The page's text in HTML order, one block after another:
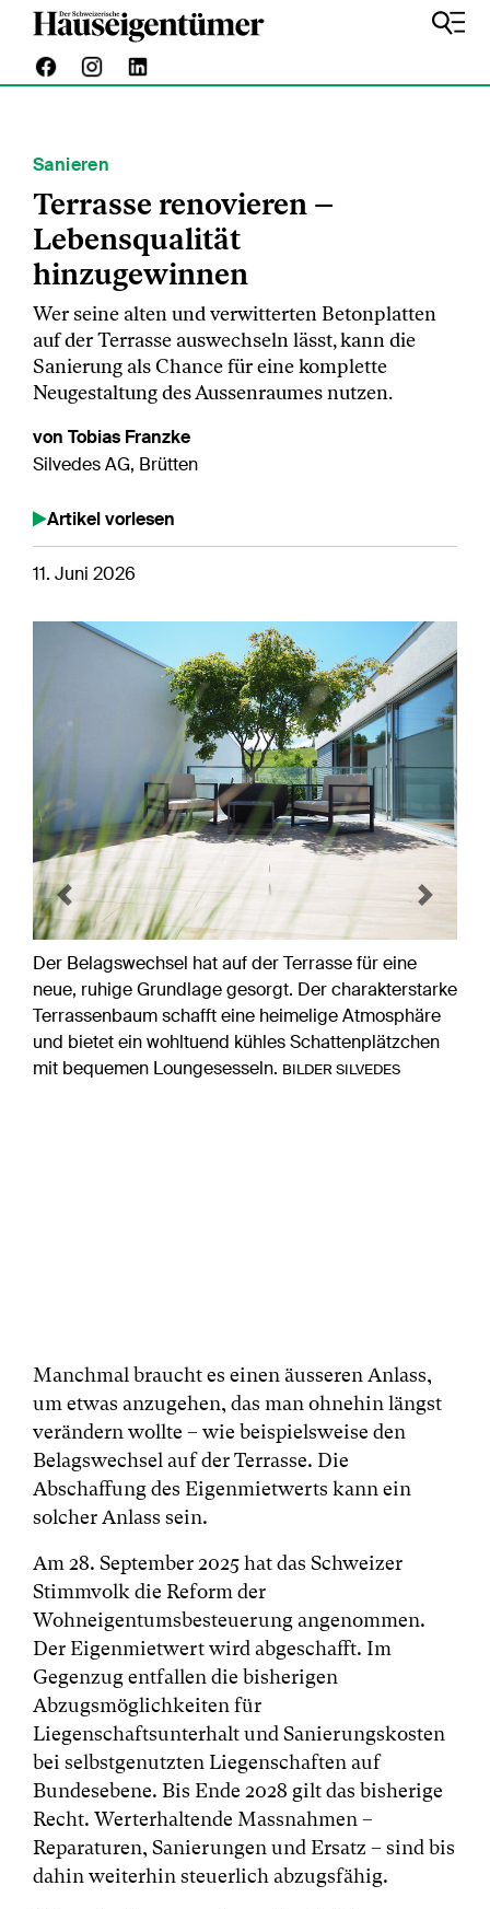
Sanieren
Terrasse renovieren –
Lebensqualität
hinzugewinnen
Wer seine alten und verwitterten Betonplatten
auf der Terrasse auswechseln lässt, kann die
Sanierung als Chance für eine komplette
Neugestaltung des Aussenraumes nutzen.
von Tobias Franzke
Silvedes AG, Brütten
Artikel vorlesen
11. Juni 2026
Der Belagswechsel hat auf der Terrasse für eine
neue, ruhige Grundlage gesorgt. Der charakterstarke
Terrassenbaum schafft eine heimelige Atmosphäre
und bietet ein wohltuend kühles Schattenplätzchen
mit bequemen Loungesesseln. BILDER SILVEDES
Previous Next
Manchmal braucht es einen äusseren Anlass,
um etwas anzugehen, das man ohnehin längst
verändern wollte – wie beispielsweise den
Belagswechsel auf der Terrasse. Die
Abschaffung des Eigenmietwerts kann ein
solcher Anlass sein.
Am 28. September 2025 hat das Schweizer
Stimmvolk die Reform der
Wohneigentumsbesteuerung angenommen.
Der Eigenmietwert wird abgeschafft. Im
Gegenzug entfallen die bisherigen
Abzugsmöglichkeiten für
Liegenschaftsunterhalt und Sanierungskosten
bei selbstgenutzten Liegenschaften auf
Bundesebene. Bis Ende 2028 gilt das bisherige
Recht. Werterhaltende Massnahmen –
Reparaturen, Sanierungen und Ersatz – sind bis
dahin weiterhin steuerlich abzugsfähig.